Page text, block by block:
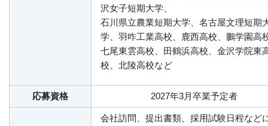
沢女子短期大学、
石川県立農業短期大学、名古屋文理短期
学、羽咋工業高校、鹿西高校、鵬学園高
七尾東雲高校、田鶴浜高校、金沢学院東
校、北陵高校など
応募資格 2027年3月卒業予定者
会社訪問、提出書類、採用試験日程など